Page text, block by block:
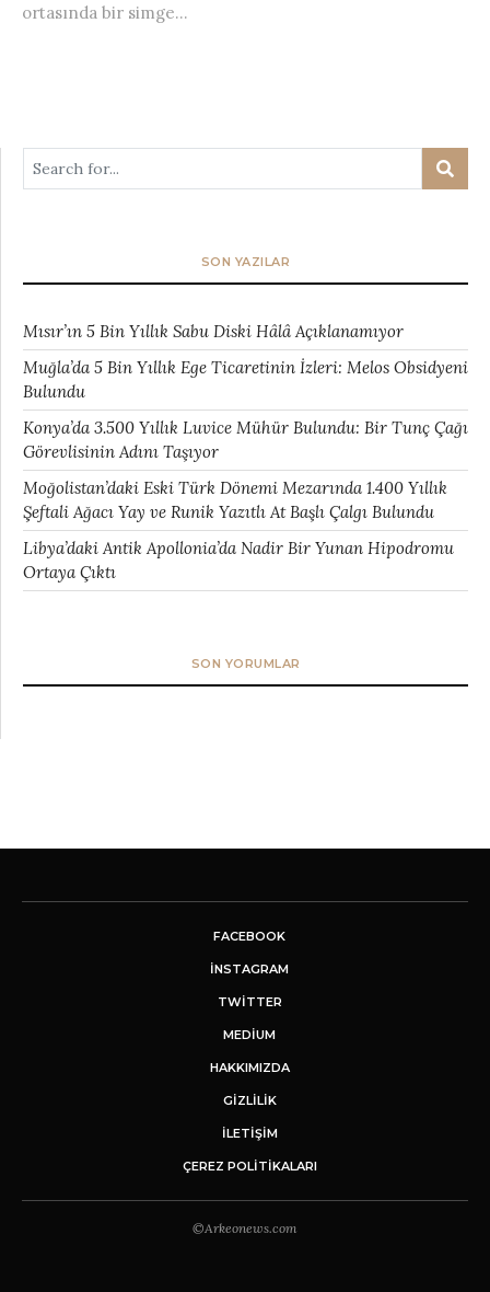
ortasında bir simge...
SON YAZILAR
Mısır’ın 5 Bin Yıllık Sabu Diski Hâlâ Açıklanamıyor
Muğla’da 5 Bin Yıllık Ege Ticaretinin İzleri: Melos Obsidyeni
Bulundu
Konya’da 3.500 Yıllık Luvice Mühür Bulundu: Bir Tunç Çağı
Görevlisinin Adını Taşıyor
Moğolistan’daki Eski Türk Dönemi Mezarında 1.400 Yıllık
Şeftali Ağacı Yay ve Runik Yazıtlı At Başlı Çalgı Bulundu
Libya’daki Antik Apollonia’da Nadir Bir Yunan Hipodromu
Ortaya Çıktı
SON YORUMLAR
FACEBOOK
INSTAGRAM
TWITTER
MEDIUM
HAKKIMIZDA
GİZLİLİK
İLETIŞIM
ÇEREZ POLITIKALARI
©Arkeonews.com